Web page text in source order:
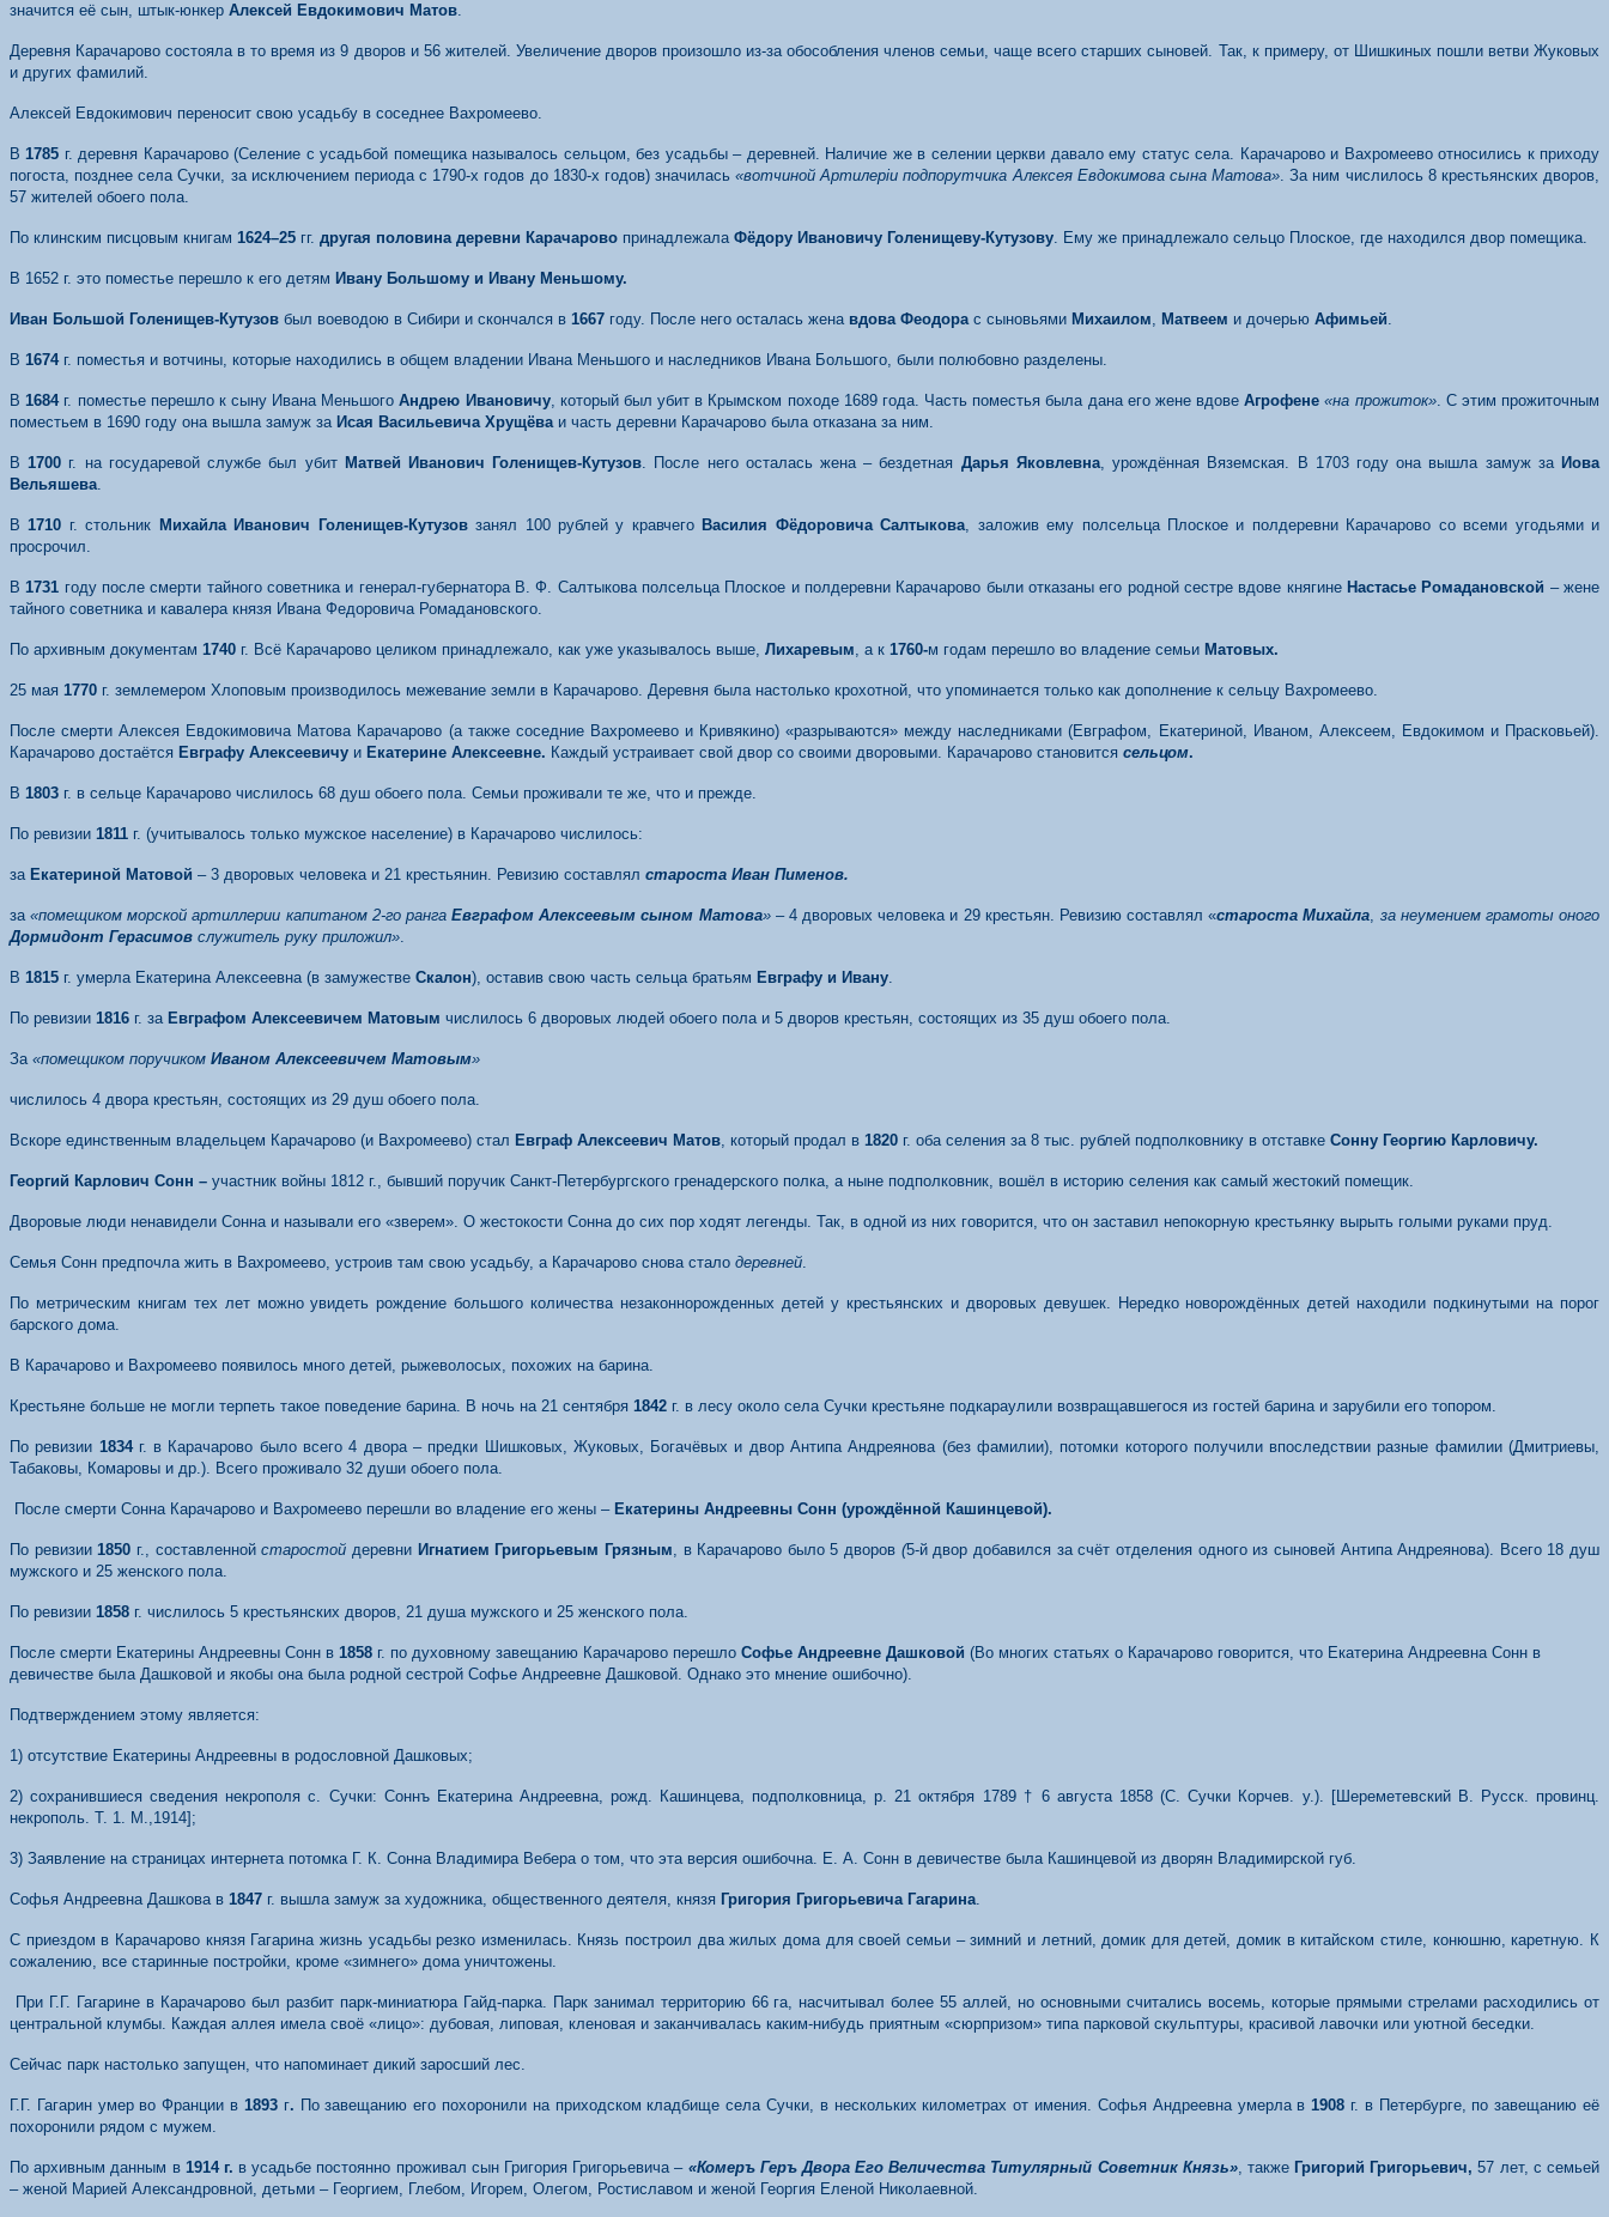
значится её сын, штык-юнкер Алексей Евдокимович Матов.
Деревня Карачарово состояла в то время из 9 дворов и 56 жителей. Увеличение дворов произошло из-за обособления членов семьи, чаще всего старших сыновей. Так, к примеру, от Шишкиных пошли ветви Жуковых
и других фамилий.
Алексей Евдокимович переносит свою усадьбу в соседнее Вахромеево.
В1785 г. деревня Карачарово (Селение с усадьбой помещика называлось сельцом, без усадьбы – деревней. Наличие же в селении церкви давало ему статус села. Карачарово и Вахромеево относились к приходу
погоста, позднее села Сучки, за исключением периода с 1790-х годов до 1830-х годов) значилась«вотчиной Артилерiиподпорутчика Алексея Евдокимова сына Матова». За ним числилось 8 крестьянских дворов,
57 жителей обоего пола.
По клинским писцовым книгам 1624–25 гг. другая половина деревни Карачарово принадлежала Фёдору Ивановичу Голенищеву-Кутузову. Ему же принадлежало сельцо Плоское, где находился двор помещика.
В 1652 г. это поместье перешло к его детям Ивану Большому и Ивану Меньшому.
И ван Большой Голенищев-Кутузов был воеводою в Сибири и скончался в 1667 году. После него осталась жена вдова Феодора с сыновьями Михаилом, Матвеем и дочерью Афимьей.
В 1674 г. поместья и вотчины, которые находились в общем владении Ивана Меньшого и наследников Ивана Большого, были полюбовно разделены.
В1684 г. поместье перешло к сыну Ивана МеньшогоАндрею Ивановичу, который был убит в Крымском походе 1689 года. Часть поместья была дана его жене вдовеАгрофене«на прожиток». С этим прожиточным
поместьем в 1690 году она вышла замуж за Исая Васильевича Хрущёва и часть деревни Карачарово была отказана за ним.
В1700 г. на государевой службе был убит Матвей Иванович Голенищев-Кутузов. После него осталась жена – бездетная Дарья Яковлевна, урождённая Вяземская. В 1703 году она вышла замуж за Иова
Вельяшева.
В1710 г. стольник Михайла Иванович Голенищев-Кутузовзанял 100 рублей у кравчего Василия Фёдоровича Салтыкова, заложив ему полсельца Плоское и полдеревни Карачарово со всеми угодьями и
просрочил.
В1731 году после смерти тайного советника и генерал-губернатора В. Ф. Салтыкова полсельца Плоское и полдеревни Карачарово были отказаны его родной сестре вдове княгине Настасье Ромадановской – жене
тайного советника и кавалера князя Ивана Федоровича Ромадановского.
По архивным документам 1740 г. Всё Карачарово целиком принадлежало, как уже указывалось выше, Лихаревым, а к 1760-м годам перешло во владение семьи Матовых.
25 мая 1770 г. землемером Хлоповым производилось межевание земли в Карачарово. Деревня была настолько крохотной, что упоминается только как дополнение к сельцу Вахромеево.
После смерти Алексея Евдокимовича Матова Карачарово (а также соседние Вахромеево и Кривякино) «разрываются» между наследниками (Евграфом, Екатериной, Иваном, Алексеем, Евдокимом и Прасковьей).
Карачарово достаётся Евграфу Алексеевичу и Екатерине Алексеевне. Каждый устраивает свой двор со своими дворовыми. Карачарово становится сельцом.
В 1803 г. в сельце Карачарово числилось 68 душ обоего пола. Семьи проживали те же, что и прежде.
По ревизии 1811 г. (учитывалось только мужское население) в Карачарово числилось:
за Екатериной Матовой – 3 дворовых человека и 21 крестьянин. Ревизию составлял староста Иван Пименов.
за«помещиком морской артиллерии капитаном 2-го рангаЕвграфом Алексеевым сыном Матова» – 4 дворовых человека и 29 крестьян. Ревизию составлял «староста Михайла, за неумением грамоты оного
Дормидонт Герасимов служитель руку приложил».
В 1815 г. умерла Екатерина Алексеевна (в замужестве Скалон), оставив свою часть сельца братьям Евграфу и Ивану.
По ревизии 1816 г. за Евграфом Алексеевичем Матовым числилось 6 дворовых людей обоего пола и 5 дворов крестьян, состоящих из 35 душ обоего пола.
За «помещиком поручиком Иваном Алексеевичем Матовым»
числилось 4 двора крестьян, состоящих из 29 душ обоего пола.
Вскоре единственным владельцем Карачарово (и Вахромеево) стал Евграф Алексеевич Матов, который продал в 1820 г. оба селения за 8 тыс. рублей подполковнику в отставке Сонну Георгию Карловичу.
Георгий Карлович Сонн – участник войны 1812 г., бывший поручик Санкт-Петербургского гренадерского полка, а ныне подполковник, вошёл в историю селения как самый жестокий помещик.
Дворовые люди ненавидели Сонна и называли его «зверем». О жестокости Сонна до сих пор ходят легенды. Так, в одной из них говорится, что он заставил непокорную крестьянку вырыть голыми руками пруд.
Семья Сонн предпочла жить в Вахромеево, устроив там свою усадьбу, а Карачарово снова стало деревней.
По метрическим книгам тех лет можно увидеть рождение большого количества незаконнорожденных детей у крестьянских и дворовых девушек. Нередко новорождённых детей находили подкинутыми на порог
барского дома.
В Карачарово и Вахромеево появилось много детей, рыжеволосых, похожих на барина.
Крестьяне больше не могли терпеть такое поведение барина. В ночь на 21 сентября 1842 г. в лесу около села Сучки крестьяне подкараулили возвращавшегося из гостей барина и зарубили его топором.
По ревизии 1834 г. в Карачарово было всего 4 двора – предки Шишковых, Жуковых, Богачёвых и двор Антипа Андреянова (без фамилии), потомки которого получили впоследствии разные фамилии (Дмитриевы,
Табаковы, Комаровы и др.). Всего проживало 32 души обоего пола.
После смерти Сонна Карачарово и Вахромеево перешли во владение его жены – Екатерины Андреевны Сонн (урождённой Кашинцевой).
По ревизии1850 г., составленнойстаростой деревни Игнатием Григорьевым Грязным, в Карачарово было 5 дворов (5-й двор добавился за счёт отделения одного из сыновей Антипа Андреянова). Всего 18 душ
мужского и 25 женского пола.
По ревизии 1858 г. числилось 5 крестьянских дворов, 21 душа мужского и 25 женского пола.
После смерти Екатерины Андреевны Сонн в 1858 г. по духовному завещанию Карачарово перешло Софье Андреевне Дашковой (Во многих статьях о Карачарово говорится, что Екатерина Андреевна Сонн в
девичестве была Дашковой и якобы она была родной сестрой Софье Андреевне Дашковой. Однако это мнение ошибочно).
Подтверждением этому является:
1) отсутствие Екатерины Андреевны в родословной Дашковых;
2) сохранившиеся сведения некрополя с. Сучки: Соннъ Екатерина Андреевна, рожд. Кашинцева, подполковница, р. 21 октября 1789 † 6 августа 1858 (С. Сучки Корчев. у.). [Шереметевский В. Русск. провинц.
некрополь. Т. 1. М.,1914];
3) Заявление на страницах интернета потомка Г. К. Сонна Владимира Вебера о том, что эта версия ошибочна. Е. А. Сонн в девичестве была Кашинцевой из дворян Владимирской губ.
Софья Андреевна Дашкова в 1847 г. вышла замуж за художника, общественного деятеля, князя Григория Григорьевича Гагарина.
С приездом в Карачарово князя Гагарина жизнь усадьбы резко изменилась. Князь построил два жилых дома для своей семьи – зимний и летний, домик для детей, домик в китайском стиле, конюшню, каретную. К
сожалению, все старинные постройки, кроме «зимнего» дома уничтожены.
При Г.Г. Гагарине в Карачарово был разбит парк-миниатюра Гайд-парка. Парк занимал территорию 66 га, насчитывал более 55 аллей, но основными считались восемь, которые прямыми стрелами расходились от
центральной клумбы. Каждая аллея имела своё «лицо»: дубовая, липовая, кленовая и заканчивалась каким-нибудь приятным «сюрпризом» типа парковой скульптуры, красивой лавочки или уютной беседки.
Сейчас парк настолько запущен, что напоминает дикий заросший лес.
Г.Г. Гагарин умер во Франции в 1893 г. По завещанию его похоронили на приходском кладбище села Сучки, в нескольких километрах от имения. Софья Андреевна умерла в1908 г. в Петербурге, по завещанию её
похоронили рядом с мужем.
По архивным данным в 1914 г. в усадьбе постоянно проживал сын Григория Григорьевича – «Комеръ Геръ Двора Его Величества Титулярный Советник Князь», также Григорий Григорьевич,57 лет, с семьей
– женой Марией Александровной, детьми – Георгием, Глебом, Игорем, Олегом, Ростиславом и женой Георгия Еленой Николаевной.